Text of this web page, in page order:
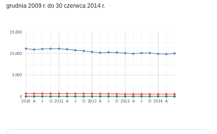
grudnia 2009 r. do 30 czerwca 2014 r.
2010 2011 2012 2013 2014
A J O A J O A J O A J O A
0
5,000
10,000
15,000